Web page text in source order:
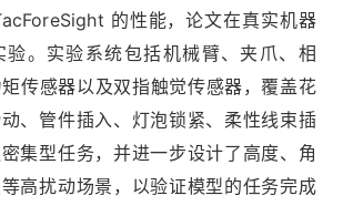
的性能，论文在真实机器
验。实验系统包括机械臂、夹爪、相
传感器以及双指触觉传感器，覆盖花
、管件插入、灯泡锁紧、柔性线束插
集型任务，并进一步设计了高度、角
高扰动场景，以验证模型的任务完成